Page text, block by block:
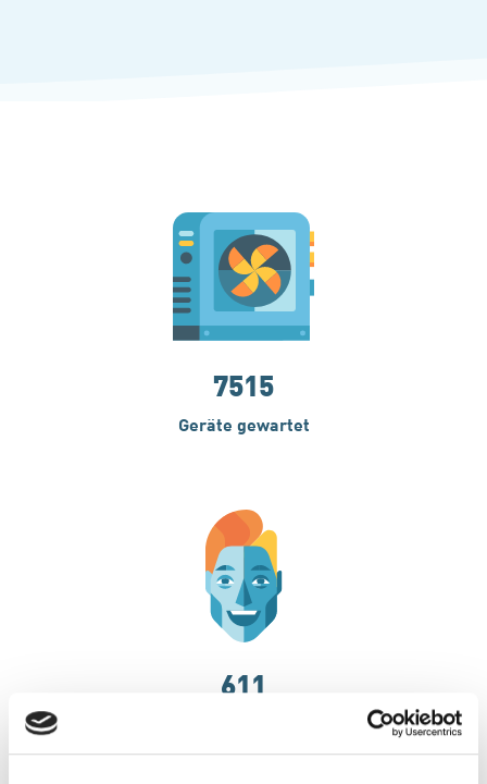
7531
Geräte gewartet
612